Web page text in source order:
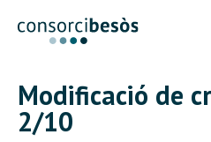
Modificació de
2/10